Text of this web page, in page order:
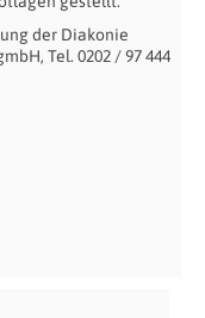
der Diakonie
Tel. 0202 / 97 444